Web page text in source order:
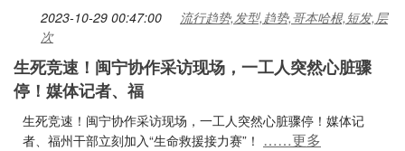
2023-10-29 00:47:00
流行趋势,发型,趋势,哥本哈根,短发,层
次
生死竞速！闽宁协作采访现场，一工人突然心脏骤
停！媒体记者、福
生死竞速！闽宁协作采访现场，一工人突然心脏骤停！媒体记
者、福州干部立刻加入“生命救援接力赛”！ ……更多